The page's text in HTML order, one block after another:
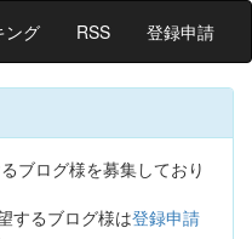
ング RSS 登録申請
ブログ様を募集しており
するブログ様は登録申請